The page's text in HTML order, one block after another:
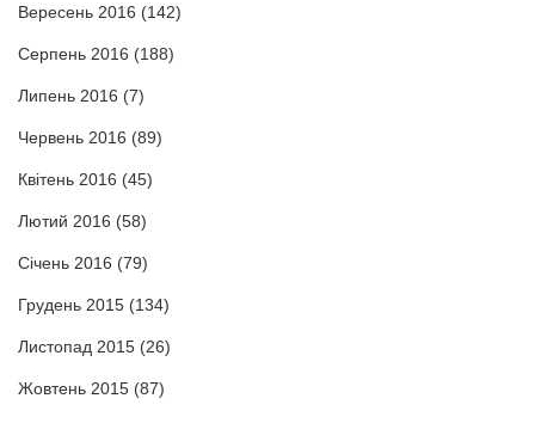
Вересень 2016 (142)
Серпень 2016 (188)
Липень 2016 (7)
Червень 2016 (89)
Квітень 2016 (45)
Лютий 2016 (58)
Січень 2016 (79)
Грудень 2015 (134)
Листопад 2015 (26)
Жовтень 2015 (87)